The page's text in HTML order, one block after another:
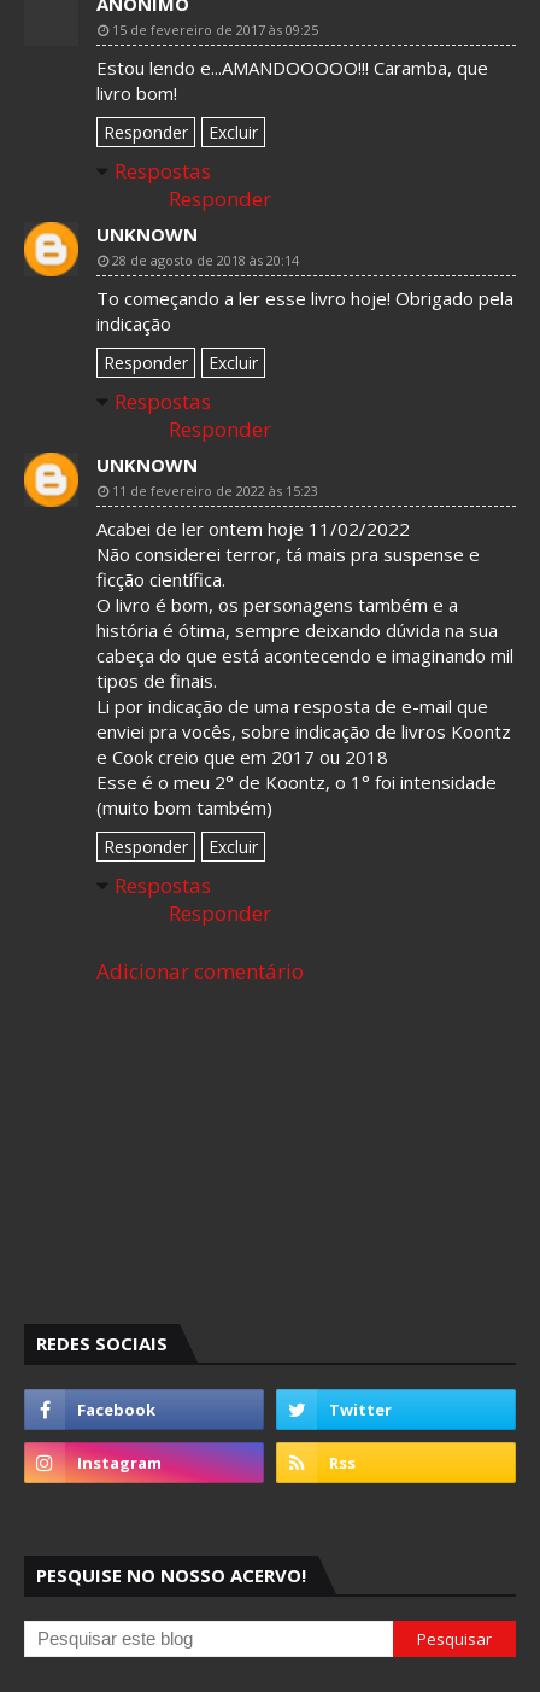
15 de fevereiro de 2017 às 09:25
Estou lendo e...AMANDOOOOO!!! Caramba, que
livro bom!
Responder Excluir
Respostas
Responder
UNKNOWN
28 de agosto de 2018 às 20:14
To começando a ler esse livro hoje! Obrigado pela
indicação
Responder Excluir
Respostas
Responder
UNKNOWN
11 de fevereiro de 2022 às 15:23
Acabei de ler ontem hoje 11/02/2022
Não considerei terror, tá mais pra suspense e
ficção científica.
O livro é bom, os personagens também e a
história é ótima, sempre deixando dúvida na sua
cabeça do que está acontecendo e imaginando mil
tipos de finais.
Li por indicação de uma resposta de e-mail que
enviei pra vocês, sobre indicação de livros Koontz
e Cook creio que em 2017 ou 2018
Esse é o meu 2° de Koontz, o 1° foi intensidade
(muito bom também)
Responder Excluir
Respostas
Responder
Adicionar comentário
REDES SOCIAIS
PESQUISE NO NOSSO ACERVO!